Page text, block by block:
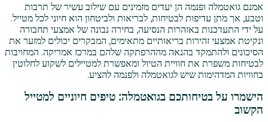
אמנם גואטמלה ופנמה הן יעדים מזמינים עם שילוב עשיר של תרבות
וטבע, אך מתן עדיפות לבטיחות, לבריאות ולביטחון הוא חיוני לכל מטייל.
על ידי התעדכנות באזהרות הנסיעה, בחירה נבונה של אמצעי תחבורה
ונקיטת אמצעי זהירות בריאותיים מתאימים, המבקרים יכולים למזער את
הסיכונים ולהתמקד בהנאה מההרפתקה שלהם במרכז אמריקה. המחויבות
לבטיחות משפרת את חוויית הטיול ומאפשרת למטיילים לשקוע לחלוטין
בחוויות המדהימות שיש לגואטמלה ולפנמה להציע.
הישמרו על בטיחותכם בגואטמלה: טיפים חיוניים למטייל
הקשוב